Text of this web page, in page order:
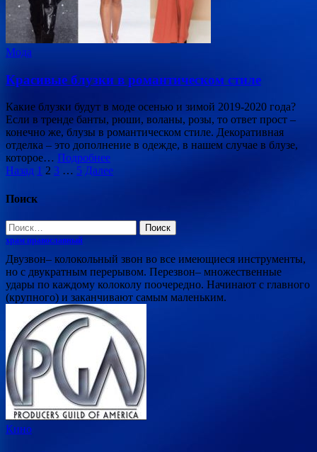
Мода
Красивые блузки в романтическом стиле
Какие блузки будут в моде осенью и зимой 2019-2020 года?
Если в тренде банты, рюши, воланы, розы, то ответ прост –
конечно же, блузы в романтическом стиле. Декоративная
отделка – это дополнение в одежде, в нашем случае в блузе,
которое… Подробнее
Пагинация
записей
Назад 1 2 3 … 5 Далее
Поиск
Найти:
храм православный
Двузвон– колокольный звон во все имеющиеся инструменты,
но с двукратным перерывом. Перезвон– множественные
удары по каждому колоколу поочередно. Начинают с главного
(крупного) и заканчивают самым маленьким.
Кино